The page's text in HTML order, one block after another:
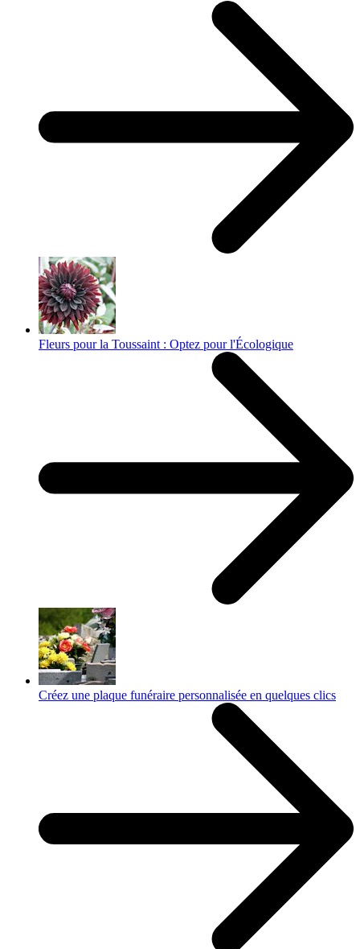
Fleurs pour la Toussaint : Optez pour l'Écologique
Créez une plaque funéraire personnalisée en quelques clics